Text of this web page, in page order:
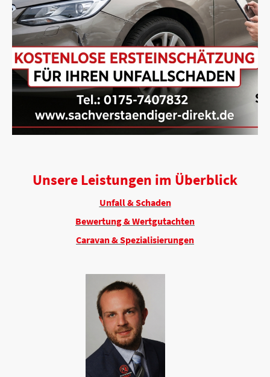
Unsere Leistungen im Überblick
Unfall & Schaden
Bewertung & Wertgutachten
Caravan & Spezialisierungen